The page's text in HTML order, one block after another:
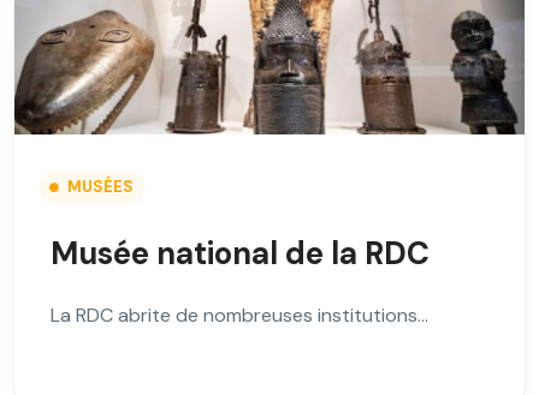
MUSÉES
Musée national de la RDC
La RDC abrite de nombreuses institutions…